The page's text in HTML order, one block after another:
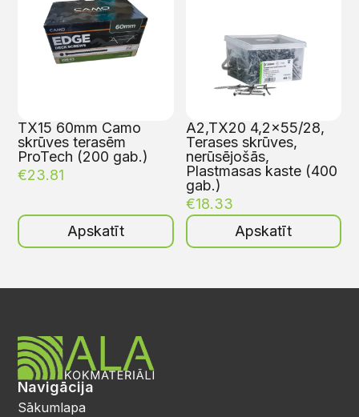
TX15 60mm Camo
skrūves terasēm
ProTech (200 gab.)
€23.81
Apskatīt
A2,TX20 4,2×55/28,
Terases skrūves,
nerūsējošās,
Plastmasas kaste (400
gab.)
€18.33
Apskatīt
Navigācija
Sākumlapa